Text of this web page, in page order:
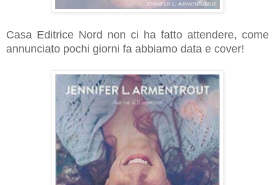
Casa Editrice Nord non ci ha fatto attendere, come
annunciato pochi giorni fa abbiamo data e cover!